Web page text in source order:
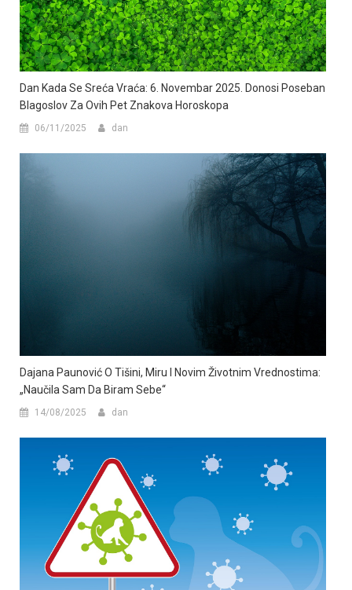
Dan Kada Se Sreća Vraća: 6. Novembar 2025. Donosi Poseban
Blagoslov Za Ovih Pet Znakova Horoskopa
06/11/2025 dan
Dajana Paunović O Tišini, Miru I Novim Životnim Vrednostima:
„Naučila Sam Da Biram Sebe“
14/08/2025 dan